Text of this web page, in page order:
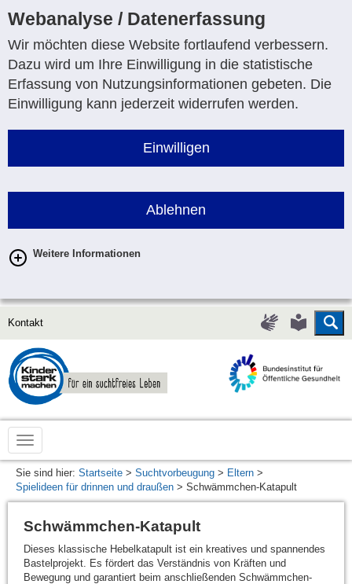
Webanalyse / Datenerfassung
Wir möchten diese Website fortlaufend verbessern.
Dazu wird um Ihre Einwilligung in die statistische
Erfassung von Nutzungsinformationen gebeten. Die
Einwilligung kann jederzeit widerrufen werden.
Einwilligen
Ablehnen
Weitere Informationen
Leichte
Sprache
Kontakt
zur
Startseite
www.kinderstarkmachen.de
Sie sind hier: Startseite > Suchtvorbeugung > Eltern >
Spielideen für drinnen und draußen > Schwämmchen-Katapult
Schwämmchen-Katapult
Dieses klassische Hebelkatapult ist ein kreatives und spannendes
Bastelprojekt. Es fördert das Verständnis von Kräften und
Bewegung und garantiert beim anschließenden Schwämmchen-